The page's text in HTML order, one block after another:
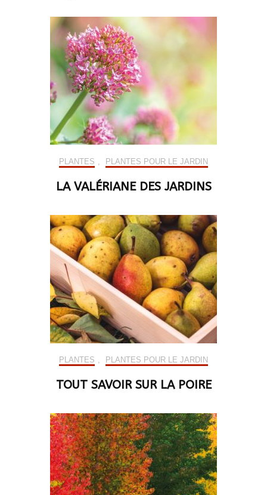
PLANTES , PLANTES POUR LE JARDIN
LA VALÉRIANE DES JARDINS
PLANTES , PLANTES POUR LE JARDIN
TOUT SAVOIR SUR LA POIRE